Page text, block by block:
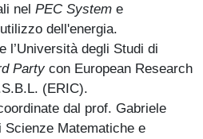
nel PEC System e
dell'energia.
l’Università degli Studi di
Partycon European Research
(ERIC).
dal prof. Gabriele
Matematiche e